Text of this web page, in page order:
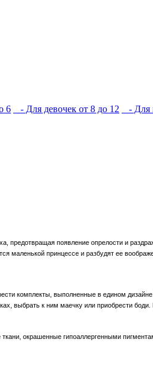
6 - Для девочек от 8 до 12 - Для
предотвращая появление опрелости и
маленькой принцессе и разбудят ее
комплекты, выполненные в едином
выбрать к ним маечку или приобрести
окрашенные гипоаллергенными